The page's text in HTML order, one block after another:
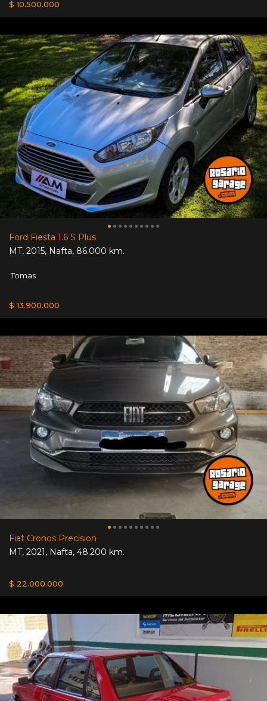
$ 10.500.000
Ford Fiesta 1.6 S Plus
MT, 2015, Nafta, 86.000 km.
Tomas
$ 13.900.000
Fiat Cronos Precision
MT, 2021, Nafta, 48.200 km.
$ 22.000.000